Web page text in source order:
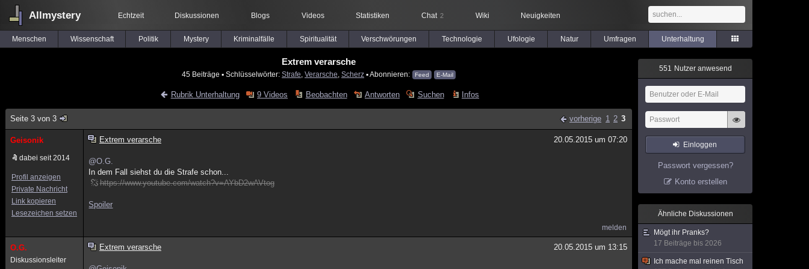
Allmystery Echtzeit Diskussionen Blogs Videos Statistiken Chat 2 Wiki Neuigkeiten
Menschen Wissenschaft Politik Mystery Kriminalfälle Spiritualität Verschwörungen Technologie Ufologie Natur Umfragen Unterhaltung
Extrem verarsche
45 Beiträge ▪ Schlüsselwörter: Strafe Verarsche Scherz ▪ Abonnieren: Feed E-Mail
Rubrik Unterhaltung 9 Videos Beobachten Antworten Suchen Infos
Seite 3 von 3 vorherige 1 2 3
Geisonik
dabei seit 2014
Profil anzeigen
Private Nachricht
Link kopieren
Lesezeichen setzen
Extrem verarsche 20.05.2015 um 07:20
@O.G.
In dem Fall siehst du die Strafe schon...
https://www.youtube.com/watch?v=AYbD2wAVtog
Spoiler
melden
O.G.
Diskussionsleiter
Extrem verarsche 20.05.2015 um 13:15
551 Nutzer anwesend
Einloggen
Passwort vergessen?
Konto erstellen
Ähnliche Diskussionen
Mögt ihr Pranks?
17 Beiträge bis 2026
Ich mache mal reinen Tisch